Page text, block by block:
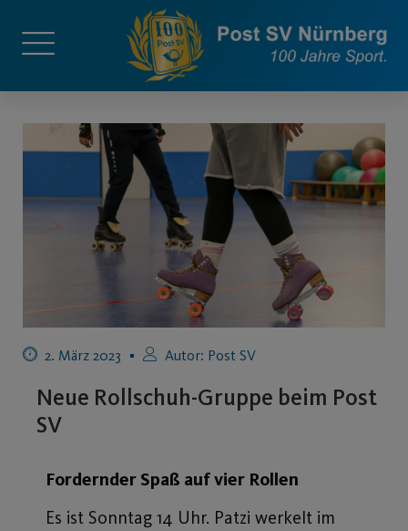
2. März 2023 Autor: Post SV
Neue Rollschuh-Gruppe beim Post
SV
Fordernder Spaß auf vier Rollen
Es ist Sonntag 14 Uhr. Patzi werkelt im